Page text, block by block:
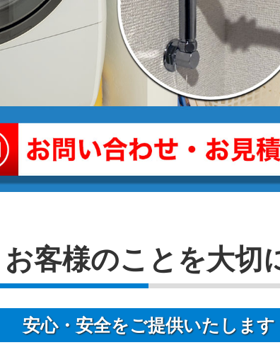
お客様のことを⼤切
安⼼・安全をご提供いたします